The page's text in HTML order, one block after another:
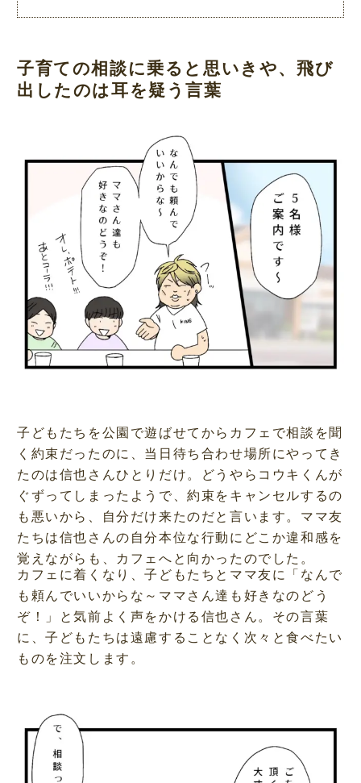
子育ての相談に乗ると思いきや、飛び
出したのは耳を疑う言葉
子どもたちを公園で遊ばせてからカフェで相談を聞
く約束だったのに、当日待ち合わせ場所にやってき
たのは信也さんひとりだけ。どうやらコウキくんが
ぐずってしまったようで、約束をキャンセルするの
も悪いから、自分だけ来たのだと言います。ママ友
たちは信也さんの自分本位な行動にどこか違和感を
覚えながらも、カフェへと向かったのでした。
カフェに着くなり、子どもたちとママ友に「なんで
も頼んでいいからな～ママさん達も好きなのどう
ぞ！」と気前よく声をかける信也さん。その言葉
に、子どもたちは遠慮することなく次々と食べたい
ものを注文します。